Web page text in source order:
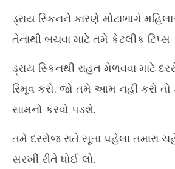
ડ્રાય સ્કિનના કારણે તમે પણ પરેશાન છો તો આ
June
2026
ડ્રાય સ્કિનને કારણે મોટાભાગે
તેનાથી બચવા માટે તમે કેટલીક ટિપ્સ
ડ્રાય સ્કિનથી રાહત મેળવવા માટે
રિમૂવ કરો. જો તમે આમ નહીં કરો તો
સામનો કરવો પડશે.
તમે દરરોજ રાતે સૂતા પહેલા તમારા
સરખી રીતે ધોઈ લો.